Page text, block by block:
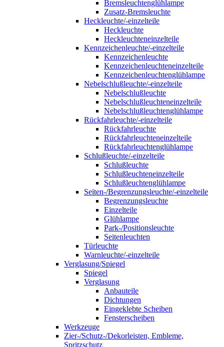
Bremsleuchtenglühlampe
Zusatz-Bremsleuchte
Heckleuchte/-einzelteile
Heckleuchte
Heckleuchteneinzelteile
Kennzeichenleuchte/-einzelteile
Kennzeichenleuchte
Kennzeichenleuchteneinzelteile
Kennzeichenleuchtenglühlampe
Nebelschlußleuchte/-einzelteile
Nebelschlußleuchte
Nebelschlußleuchteneinzelteile
Nebelschlußleuchtenglühlampe
Rückfahrleuchte/-einzelteile
Rückfahrleuchte
Rückfahrleuchteneinzelteile
Rückfahrleuchtenglühlampe
Schlußleuchte/-einzelteile
Schlußleuchte
Schlußleuchteneinzelteile
Schlußleuchtenglühlampe
Seiten-/Begrenzungsleuchte/-einzelteile
Begrenzungsleuchte
Einzelteile
Glühlampe
Park-/Positionsleuchte
Seitenleuchten
Türleuchte
Warnleuchte/-einzelteile
Verglasung/Spiegel
Spiegel
Verglasung
Anbauteile
Dichtungen
Eingeklebte Scheiben
Fensterscheiben
Werkzeuge
Zier-/Schutz-/Dekorleisten, Embleme,
Spritzschutz